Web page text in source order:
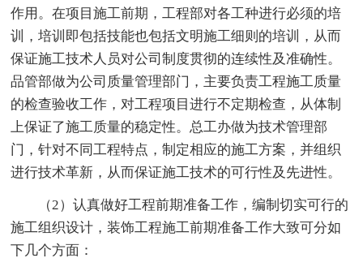
作用。在项目施工前期，工程部对各工种进行必须的培
训，培训即包括技能也包括文明施工细则的培训，从而
保证施工技术人员对公司制度贯彻的连续性及准确性。
品管部做为公司质量管理部门，主要负责工程施工质量
的检查验收工作，对工程项目进行不定期检查，从体制
上保证了施工质量的稳定性。总工办做为技术管理部
门，针对不同工程特点，制定相应的施工方案，并组织
进行技术革新，从而保证施工技术的可行性及先进性。
（2）认真做好工程前期准备工作，编制切实可行的
施工组织设计，装饰工程施工前期准备工作大致可分如
下几个方面：